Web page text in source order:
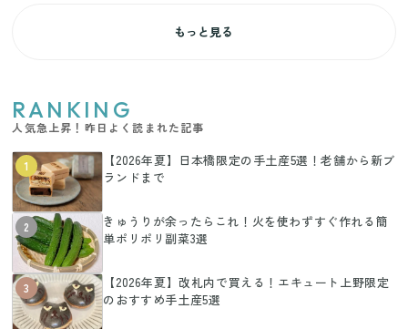
もっと見る
RANKING
人気急上昇！昨日よく読まれた記事
1
【2026年夏】日本橋限定の手土産5選！老舗から新ブ
ランドまで
2
きゅうりが余ったらこれ！火を使わずすぐ作れる簡
単ポリポリ副菜3選
3
【2026年夏】改札内で買える！エキュート上野限定
のおすすめ手土産5選